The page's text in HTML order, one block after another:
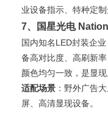
业设备指示、特种定制
7、国星光电
国内知名LED封装企
备高对比度、高刷新
颜色均匀一致，是显
适配场景 ：野外广告
屏、高清显现设备。